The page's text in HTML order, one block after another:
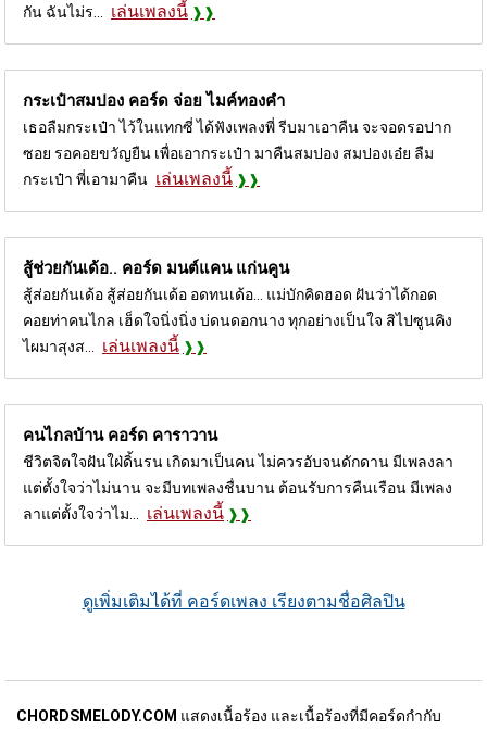
กัน ฉันไม่ร... เล่นเพลงนี้
กระเป๋าสมปอง คอร์ด จ่อย ไมค์ทองคำ
เธอลืมกระเป๋า ไว้ในแทกซี่ ได้ฟังเพลงพี่ รีบมาเอาคืน จะจอดรอปาก
ซอย รอคอยขวัญยืน เพื่อเอากระเป๋า มาคืนสมปอง สมปองเอ๋ย ลืม
กระเป๋า พี่เอามาคืน เล่นเพลงนี้
สู้ช่วยกันเด้อ.. คอร์ด มนต์แคน แก่นคูน
สู้ส่อยกันเด้อ สู้ส่อยกันเด้อ อดทนเด้อ... แม่บักคิดฮอด ฝันว่าได้กอด
คอยท่าคนไกล เฮ็ดใจนิ่งนิ่ง บ่ดนดอกนาง ทุกอย่างเป็นใจ สิไปซูนคิง
ไผมาสุงส... เล่นเพลงนี้
คนไกลบ้าน คอร์ด คาราวาน
ชีวิตจิตใจฝันใฝ่ดิ้นรน เกิดมาเป็นคน ไม่ควรอับจนดักดาน มีเพลงลา
แต่ตั้งใจว่าไม่นาน จะมีบทเพลงชื่นบาน ต้อนรับการคืนเรือน มีเพลง
ลาแต่ตั้งใจว่าไม... เล่นเพลงนี้
ดูเพิ่มเติมได้ที่ คอร์ดเพลง เรียงตามชื่อศิลปิน
CHORDSMELODY.COM แสดงเนื้อร้อง และเนื้อร้องที่มีคอร์ดกำกับ